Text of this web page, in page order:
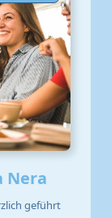
Nera
geführt